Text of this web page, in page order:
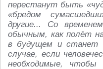
перестанут быть
«бредом
другие... Со
обычным, как полёт
в будущем и станет
случае, если
необходимые, чтобы